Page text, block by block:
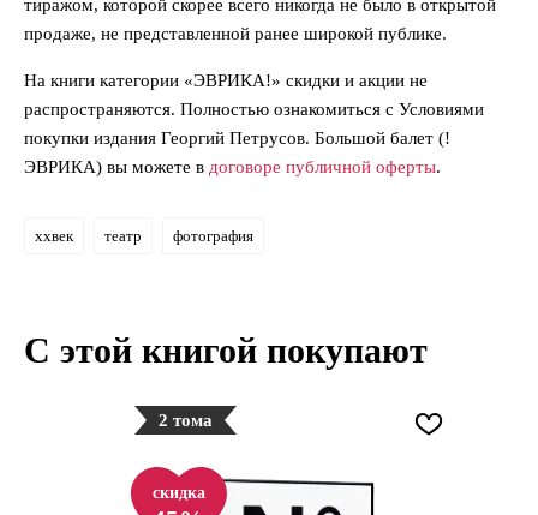
тиражом, которой скорее всего никогда не было в открытой
продаже, не представленной ранее широкой публике.
На книги категории «ЭВРИКА!» скидки и акции не
распространяются. Полностью ознакомиться с Условиями
покупки издания Георгий Петрусов. Большой балет (!
ЭВРИКА) вы можете в договоре публичной оферты.
xxвек театр фотография
С этой книгой покупают
2 тома
скидка